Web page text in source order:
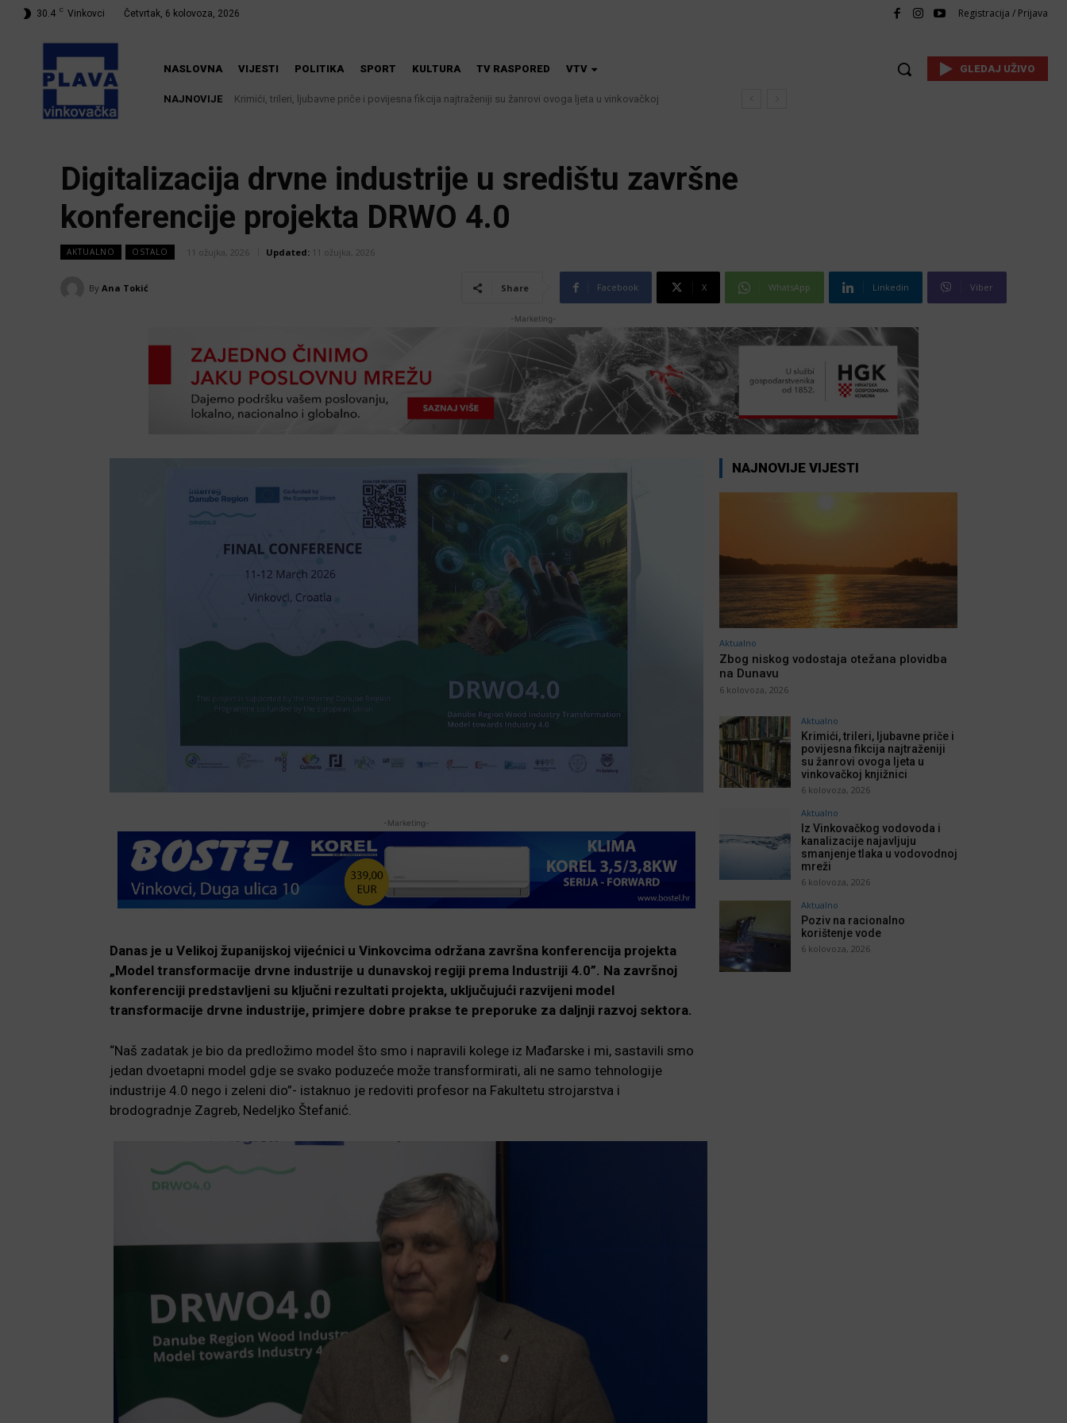
Registracija / Prijava
30.4 C Vinkovci Četvrtak, 6 kolovoza, 2026
NASLOVNA VIJESTI POLITIKA SPORT KULTURA TV RASPORED VTV
NAJNOVIJEKrimići, trileri, ljubavne priče i povijesna fikcija najtraženiji su žanrovi ovoga ljeta u vinkovačkoj
Iz Vinkovačkog vodovoda i kanalizacije najavljuju smanjenje tlaka u vodovodnoj mreži
GLEDAJ UŽIVO
Digitalizacija drvne industrije u središtu završne
konferencije projekta DRWO 4.0
AKTUALNO OSTALO 11 ožujka, 2026 Updated: 11 ožujka, 2026
By Ana Tokić Share Facebook X WhatsApp Linkedin Viber
-Marketing-
-Marketing-
Danas je u Velikoj županijskoj vijećnici u Vinkovcima održana završna konferencija projekta
„Model transformacije drvne industrije u dunavskoj regiji prema Industriji 4.0”. Na završnoj
konferenciji predstavljeni su ključni rezultati projekta, uključujući razvijeni model
transformacije drvne industrije, primjere dobre prakse te preporuke za daljnji razvoj sektora.
“Naš zadatak je bio da predložimo model što smo i napravili kolege iz Mađarske i mi, sastavili smo
jedan dvoetapni model gdje se svako poduzeće može transformirati, ali ne samo tehnologije
industrije 4.0 nego i zeleni dio”- istaknuo je redoviti profesor na Fakultetu strojarstva i
brodogradnje Zagreb, Nedeljko Štefanić.
NAJNOVIJE VIJESTI
Aktualno
Zbog niskog vodostaja otežana plovidba
na Dunavu
6 kolovoza, 2026
Aktualno
Krimići, trileri, ljubavne priče i
povijesna fikcija najtraženiji
su žanrovi ovoga ljeta u
vinkovačkoj knjižnici
6 kolovoza, 2026
Aktualno
Iz Vinkovačkog vodovoda i
kanalizacije najavljuju
smanjenje tlaka u vodovodnoj
mreži
6 kolovoza, 2026
Aktualno
Poziv na racionalno
korištenje vode
6 kolovoza, 2026